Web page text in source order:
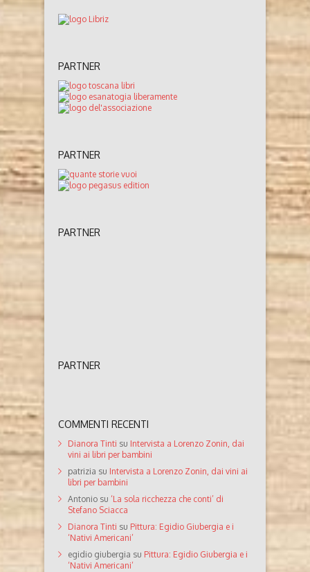
PARTNER
PARTNER
PARTNER
PARTNER
COMMENTI RECENTI
Dianora Tinti su Intervista a Lorenzo Zonin, dai
vini ai libri per bambini
patrizia su Intervista a Lorenzo Zonin, dai vini ai
libri per bambini
Antonio su ‘La sola ricchezza che conti’ di
Stefano Sciacca
Dianora Tinti su Pittura: Egidio Giubergia e i
‘Nativi Americani’
egidio giubergia su Pittura: Egidio Giubergia e i
‘Nativi Americani’